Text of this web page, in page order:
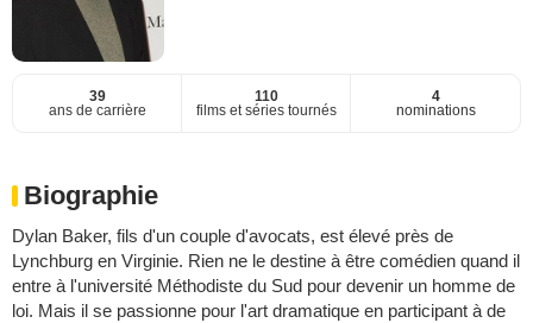
39
ans de carrière
110
films et séries tournés
4
nominations
Biographie
Dylan Baker, fils d'un couple d'avocats, est élevé près de
Lynchburg en Virginie. Rien ne le destine à être comédien quand il
entre à l'université Méthodiste du Sud pour devenir un homme de
loi. Mais il se passionne pour l'art dramatique en participant à de